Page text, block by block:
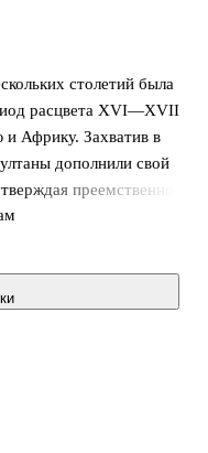
столетий была
расцвета XVI—XVII
и Африку. Захватив в
дополнили свой
преемственность
халифата, но и от
осадили Вену. На